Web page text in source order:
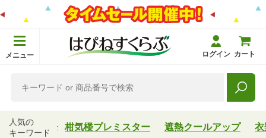
メニュー ログイン カート
人気の
キーワード
柑気楼プレミスター 遮熱クールアップ 衣